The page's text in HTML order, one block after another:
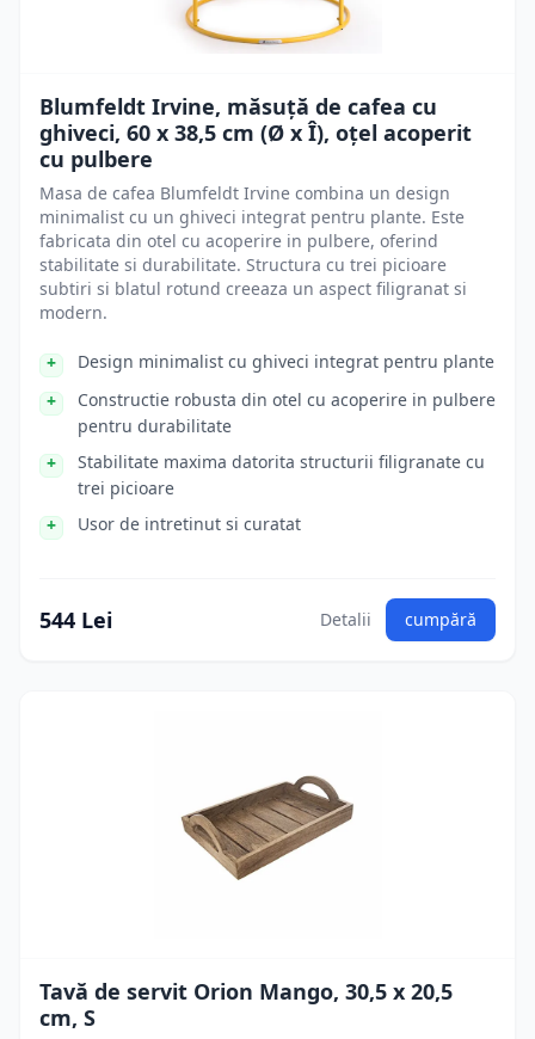
Blumfeldt Irvine, măsuță de cafea cu
ghiveci, 60 x 38,5 cm (Ø x Î), oțel acoperit
cu pulbere
Masa de cafea Blumfeldt Irvine combina un design
minimalist cu un ghiveci integrat pentru plante. Este
fabricata din otel cu acoperire in pulbere, oferind
stabilitate si durabilitate. Structura cu trei picioare
subtiri si blatul rotund creeaza un aspect filigranat si
modern.
Design minimalist cu ghiveci integrat pentru plante
Constructie robusta din otel cu acoperire in pulbere
pentru durabilitate
Stabilitate maxima datorita structurii filigranate cu
trei picioare
Usor de intretinut si curatat
544 Lei Detalii cumpără
Tavă de servit Orion Mango, 30,5 x 20,5
cm, S